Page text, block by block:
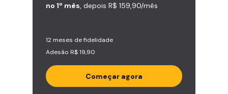
no 1º mês, depois R$ 159,90/mês
12 meses de fidelidade
Adesão R$ 19,90
Começar agora